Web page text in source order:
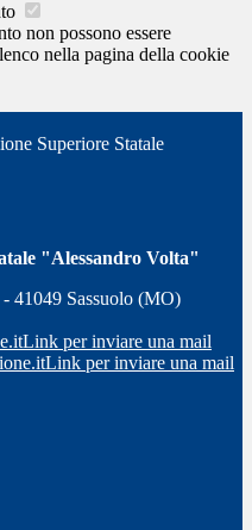
non possono essere
nella pagina della cookie
Superiore Statale
"Alessandro Volta"
41049 Sassuolo (MO)
Link per inviare una mail
Link per inviare una mail